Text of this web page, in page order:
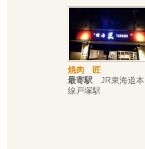
焼肉 匠
最寄駅 JR東海道本
線戸塚駅